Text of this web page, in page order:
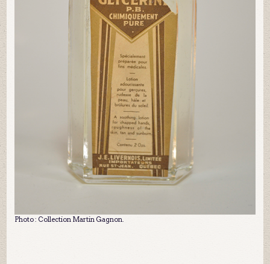
Photo : Collection Martin Gagnon.